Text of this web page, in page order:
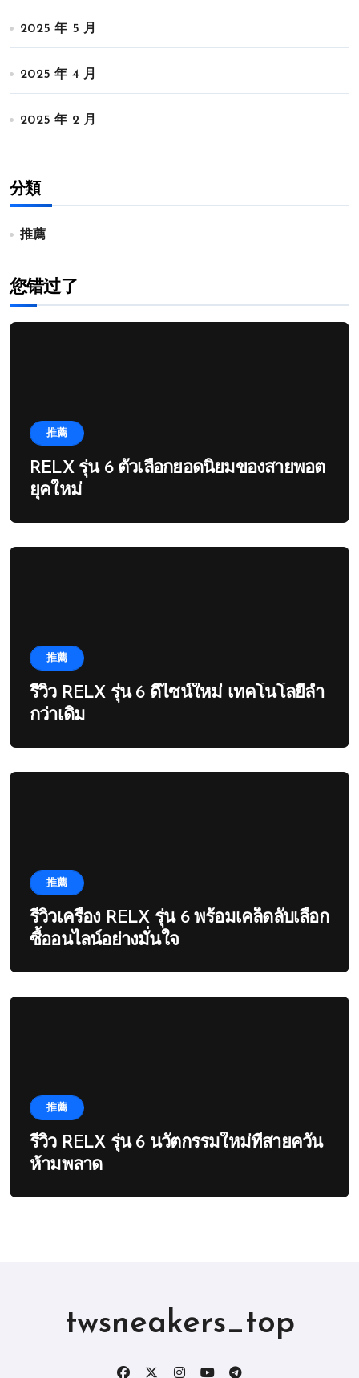
2025 年 5 月
2025 年 4 月
2025 年 2 月
分類
推薦
您错过了
推薦
RELX รุ่น 6 ตัวเลือกยอดนิยมของสายพอต
ยุคใหม่
推薦
รีวิว RELX รุ่น 6 ดีไซน์ใหม่ เทคโนโลยีล้ำ
กว่าเดิม
推薦
รีวิวเครื่อง RELX รุ่น 6 พร้อมเคล็ดลับเลือก
ซื้ออนไลน์อย่างมั่นใจ
推薦
รีวิว RELX รุ่น 6 นวัตกรรมใหม่ที่สายควัน
ห้ามพลาด
twsneakers_top